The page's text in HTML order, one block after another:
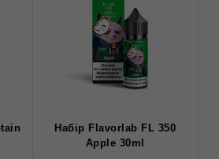
Набір Flavorlab FL 350
Apple 30ml